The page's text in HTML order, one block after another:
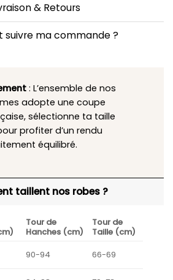
& Retours
suivre ma commande ?
: L’ensemble de nos
adopte une coupe
sélectionne ta taille
profiter d’un rendu
équilibré.
taillent nos robes ?
Tour de
Hanches (cm)
Tour de
Taille (cm)
90-94
66-69